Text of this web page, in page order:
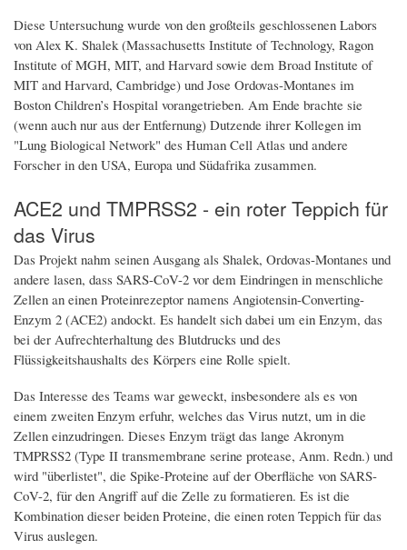
Diese Untersuchung wurde von den großteils geschlossenen Labors
von Alex K. Shalek (Massachusetts Institute of Technology, Ragon
Institute of MGH, MIT, and Harvard sowie dem Broad Institute of
MIT and Harvard, Cambridge) und Jose Ordovas-Montanes im
Boston Children’s Hospital vorangetrieben. Am Ende brachte sie
(wenn auch nur aus der Entfernung) Dutzende ihrer Kollegen im
"Lung Biological Network" des Human Cell Atlas und andere
Forscher in den USA, Europa und Südafrika zusammen.
ACE2 und TMPRSS2 - ein roter Teppich für
das Virus
Das Projekt nahm seinen Ausgang als Shalek, Ordovas-Montanes und
andere lasen, dass SARS-CoV-2 vor dem Eindringen in menschliche
Zellen an einen Proteinrezeptor namens Angiotensin-Converting-
Enzym 2 (ACE2) andockt. Es handelt sich dabei um ein Enzym, das
bei der Aufrechterhaltung des Blutdrucks und des
Flüssigkeitshaushalts des Körpers eine Rolle spielt.
Das Interesse des Teams war geweckt, insbesondere als es von
einem zweiten Enzym erfuhr, welches das Virus nutzt, um in die
Zellen einzudringen. Dieses Enzym trägt das lange Akronym
TMPRSS2 (Type II transmembrane serine protease, Anm. Redn.) und
wird "überlistet", die Spike-Proteine auf der Oberfläche von SARS-
CoV-2, für den Angriff auf die Zelle zu formatieren. Es ist die
Kombination dieser beiden Proteine, die einen roten Teppich für das
Virus auslegen.